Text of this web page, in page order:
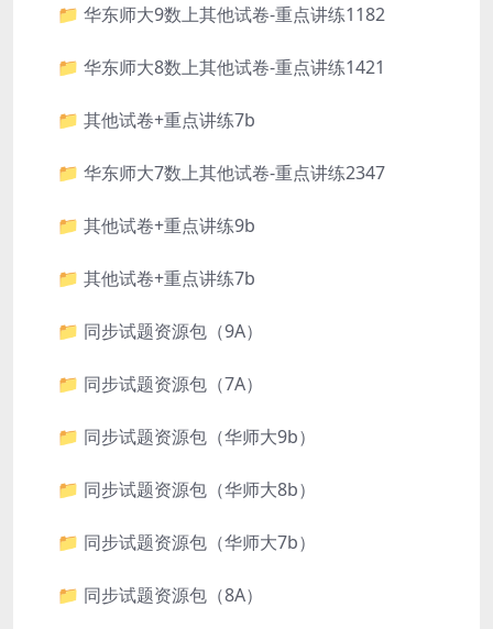
📁 华东师大9数上其他试卷-重点讲练1182
📁 华东师大8数上其他试卷-重点讲练1421
📁 其他试卷+重点讲练7b
📁 华东师大7数上其他试卷-重点讲练2347
📁 其他试卷+重点讲练9b
📁 其他试卷+重点讲练7b
📁 同步试题资源包（9A）
📁 同步试题资源包（7A）
📁 同步试题资源包（华师大9b）
📁 同步试题资源包（华师大8b）
📁 同步试题资源包（华师大7b）
📁 同步试题资源包（8A）